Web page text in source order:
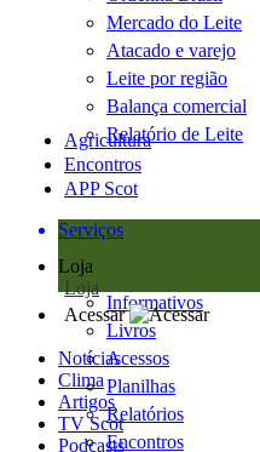
Mercado do Leite
Atacado e varejo
Leite por região
Balança comercial
Relatório de Leite
Agricultura
Encontros
APP Scot
Serviços
Loja
Loja
Informativos
Livros
Acessos
Planilhas
Relatórios
Encontros
Acessar
Notícias
Clima
Artigos
TV Scot
Podcasts